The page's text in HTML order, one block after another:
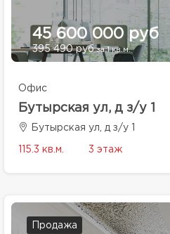
45 600 000 руб
395 490 рубза 1 кв.м.
Офис
Бутырская ул, д з/у 1
Бутырская ул, д з/у 1
115.3 кв.м. 3 этаж
Продажа